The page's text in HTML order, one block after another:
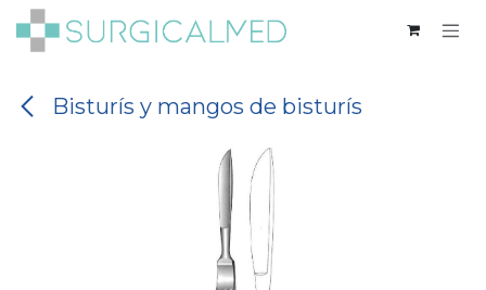
Ir al contenido
Bisturís y mangos de bisturís